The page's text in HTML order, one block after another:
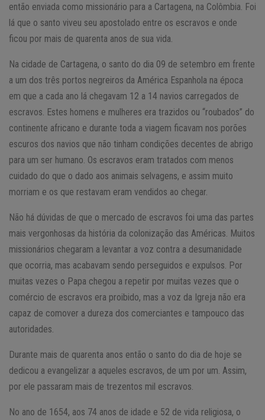
então enviada como missionário para a Cartagena, na Colômbia. Foi
lá que o santo viveu seu apostolado entre os escravos e onde
ficou por mais de quarenta anos de sua vida.
Na cidade de Cartagena, o santo do dia 09 de setembro em frente
a um dos três portos negreiros da América Espanhola na época
em que a cada ano lá chegavam 12 a 14 navios carregados de
escravos. Estes homens e mulheres era trazidos ou “roubados” do
continente africano e durante toda a viagem ficavam nos porões
escuros dos navios que não tinham condições decentes de abrigo
para um ser humano. Os escravos eram tratados com menos
cuidado do que o dado aos animais selvagens, e assim muito
morriam e os que restavam eram vendidos ao chegar.
Não há dúvidas de que o mercado de escravos foi uma das partes
mais vergonhosas da história da colonização das Américas. Muitos
missionários chegaram a levantar a voz contra a desumanidade
que ocorria, mas acabavam sendo perseguidos e expulsos. Por
muitas vezes o Papa chegou a repetir por muitas vezes que o
comércio de escravos era proibido, mas a voz da Igreja não era
capaz de comover a dureza dos comerciantes e tampouco das
autoridades.
Durante mais de quarenta anos então o santo do dia de hoje se
dedicou a evangelizar a aqueles escravos, de um por um. Assim,
por ele passaram mais de trezentos mil escravos.
No ano de 1654, aos 74 anos de idade e 52 de vida religiosa, o